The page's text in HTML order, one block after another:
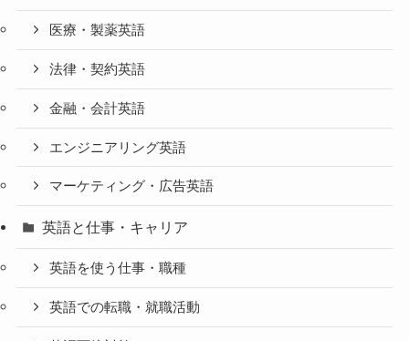
医療・製薬英語
法律・契約英語
金融・会計英語
エンジニアリング英語
マーケティング・広告英語
英語と仕事・キャリア
英語を使う仕事・職種
英語での転職・就職活動